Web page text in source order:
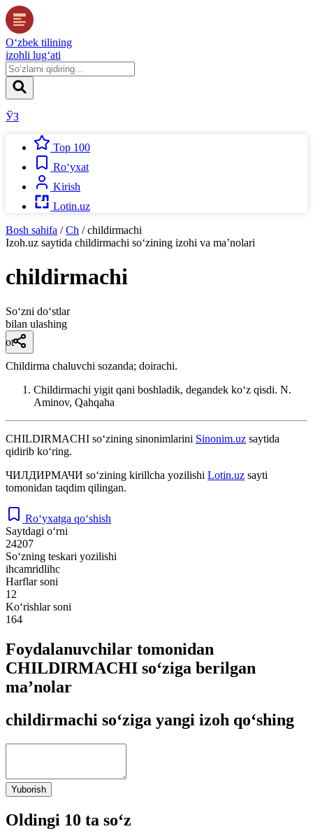
O‘zbek tilining
izohli lug‘ati
ЎЗ
Top 100
Ro‘yxat
Kirish
Lotin.uz
Bosh sahifa / Ch / childirmachi
Izoh.uz saytida childirmachi so‘zining izohi va ma’nolari
childirmachi
So‘zni do‘stlar
bilan ulashing
ot
Childirma chaluvchi sozanda; doirachi.
Childirmachi yigit qani boshladik, degandek koʻz qisdi. N.
Aminov, Qahqaha
CHILDIRMACHI so‘zining sinonimlarini Sinonim.uz saytida
qidirib ko‘ring.
ЧИЛДИРМАЧИ so‘zining kirillcha yozilishi Lotin.uz sayti
tomonidan taqdim qilingan.
Ro‘yxatga qo‘shish
Saytdagi o‘rni
24207
So‘zning teskari yozilishi
ihcamridlihc
Harflar soni
12
Ko‘rishlar soni
164
Foydalanuvchilar tomonidan
CHILDIRMACHI so‘ziga berilgan
ma’nolar
childirmachi so‘ziga yangi izoh qo‘shing
Yuborish
Oldingi 10 ta so‘z